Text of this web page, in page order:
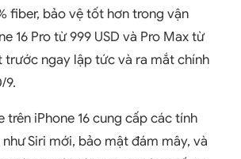
fiber, bảo vệ tốt hơn trong vận
16 Pro từ 999 USD và Pro Max từ
trước ngay lập tức và ra mắt chính
9.
trên iPhone 16 cung cấp các tính
như Siri mới, bảo mật đám mây, và